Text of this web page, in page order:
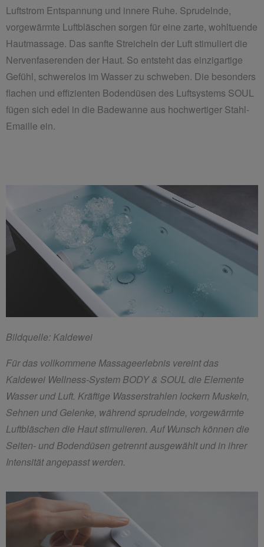
Luftstrom Entspannung und innere Ruhe. Sprudelnde,
vorgewärmte Luftbläschen sorgen für eine zarte, wohltuende
Hautmassage. Das sanfte Streicheln der Luft stimuliert die
Nervenfaserenden der Haut. So entsteht das einzigartige
Gefühl, schwerelos im Wasser zu schweben. Die besonders
flachen und effizienten Bodendüsen des Luftsystems SOUL
fügen sich edel in die Badewanne aus hochwertiger Stahl-
Emaille ein.
Bildquelle: Kaldewei
Für das vollkommene Massageerlebnis vereint das
Kaldewei Wellness-System BODY & SOUL die Elemente
Wasser und Luft. Kräftige Wasserstrahlen lockern Muskeln,
Sehnen und Gelenke, während sprudelnde, vorgewärmte
Luftbläschen die Haut stimulieren. Auf Wunsch können die
Seiten- und Bodendüsen getrennt ausgewählt und in ihrer
Intensität angepasst werden.